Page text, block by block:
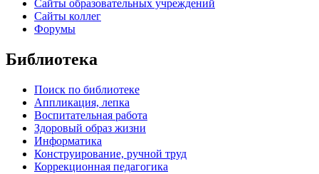
Сайты образовательных учреждений
Сайты коллег
Форумы
Библиотека
Поиск по библиотеке
Аппликация, лепка
Воспитательная работа
Здоровый образ жизни
Информатика
Конструирование, ручной труд
Коррекционная педагогика